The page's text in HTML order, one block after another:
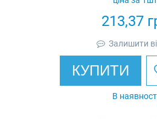
213,37
Залишити
КУПИТИ
В